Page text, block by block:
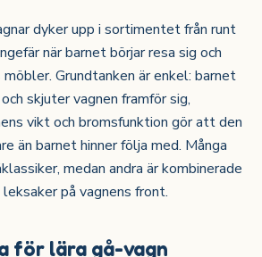
dyker upp i sortimentet från runt
när barnet börjar resa sig och
Grundtanken är enkel: barnet
skjuter vagnen framför sig,
vikt och bromsfunktion gör att den
än barnet hinner följa med. Många
medan andra är kombinerade
på vagnens front.
för lära gå-vagn